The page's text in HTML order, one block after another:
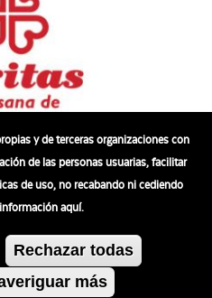
y de terceras organizaciones con
de las personas usuarias, facilitar
de uso, no recabando ni cediendo
aquí.
Rechazar todas
más